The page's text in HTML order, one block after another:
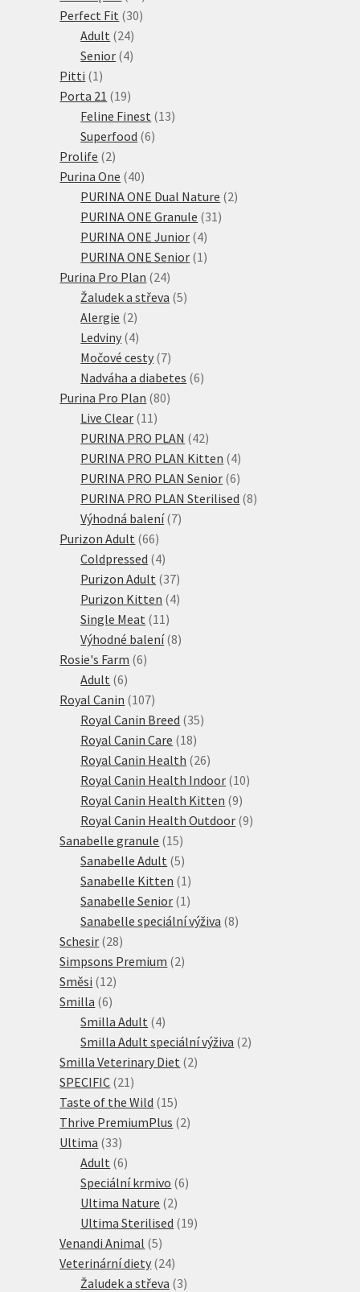
produktů
Perfect Fit 3030
Adult 2424
produktů
Senior 44
Pitti 1 1
produkt
Porta 21 1919
produktů
Feline Finest 1313
Superfood 66
Prolife 22
produkty
Purina One 4040
produktů
PURINA ONE Dual Nature 22
PURINA ONE Granule 31 31
PURINA ONE Junior 44
produkty
PURINA ONE Senior 1 1
Purina Pro Plan 2424
produktů
Žaludek a střeva 55
Alergie 22
produkty
Ledviny 44
produkty
Močové cesty 77
produktů
Nadváha a diabetes 66
Purina Pro Plan 8080
Live Clear 11 11
produktů
PURINA PRO PLAN 4242
produktů
PURINA PRO PLAN Kitten 44
produkty
PURINA PRO PLAN Senior 66
produktů
PURINA PRO PLAN Sterilised 88
Výhodná balení 77
Purizon Adult 6666
produktů
Coldpressed 44
produkty
Purizon Adult 3737
produktů
Purizon Kitten 44
Single Meat 11 11
produktů
Výhodné balení 88
Rosie's Farm 66
Adult 66
produktů
Royal Canin 107107
produktů
Royal Canin Breed 3535
Royal Canin Care 1818
produktů
Royal Canin Health 2626
produktů
Royal Canin Health Indoor 1010
Royal Canin Health Kitten 99
produktů
Royal Canin Health Outdoor 99
Sanabelle granule 1515
produktů
Sanabelle Adult 55
produktů
Sanabelle Kitten 1 1
produkt
Sanabelle Senior 1 1
produkt
Sanabelle speciální výživa 88
Schesir 2828
produktů
Simpsons Premium 22
Směsi 1212
Smilla 66
produktů
Smilla Adult 44
produkty
Smilla Adult speciální výživa 22
Smilla Veterinary Diet 22
SPECIFIC 21 21
produktů
Taste of the Wild 1515
produktů
Thrive PremiumPlus 22
Ultima 3333
produktů
Adult 66
produktů
Speciální krmivo 66
Ultima Nature 22
produkty
Ultima Sterilised 1919
Venandi Animal 55
produktů
Veterinární diety 2424
produktů
Žaludek a střeva 33